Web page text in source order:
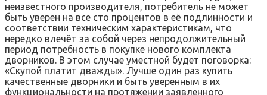
неизвестного производителя, потребитель не может
быть уверен на все сто процентов в её подлинности и
соответствии техническим характеристикам, что
нередко влечёт за собой через непродолжительный
период потребность в покупке нового комплекта
дворников. В этом случае уместной будет поговорка:
«Скупой платит дважды». Лучше один раз купить
качественные дворники и быть уверенным в их
функциональности на протяжении заявленного